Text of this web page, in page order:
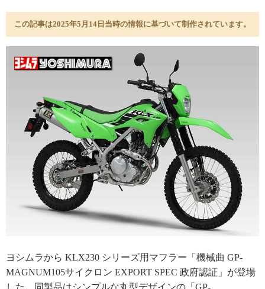
この記事は2025年5月14日当時の情報に基づいて制作されています。
ヨシムラから KLX230 シリーズ用マフラー「機械曲 GP-
MAGNUM105サイクロン EXPORT SPEC 政府認証」が登場
した。同製品はシンプルな丸型デザインの「GP-